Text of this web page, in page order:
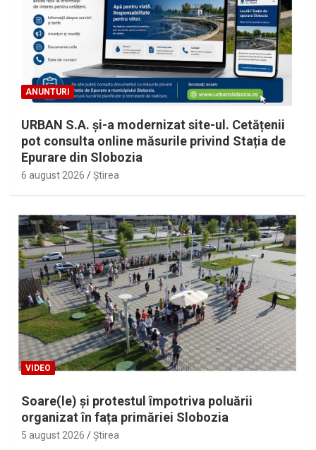
ANUNTURI
URBAN S.A. și-a modernizat site-ul. Cetățenii
pot consulta online măsurile privind Stația de
Epurare din Slobozia
6 august 2026 Ştirea
VIDEO
Soare(le) și protestul împotriva poluării
organizat în fața primăriei Slobozia
5 august 2026 Ştirea